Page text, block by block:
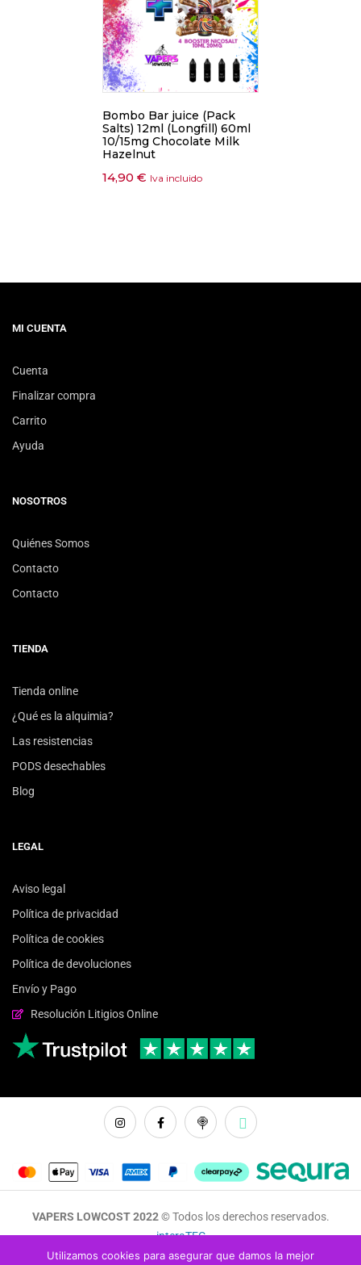
Bombo Bar juice (Pack
Salts) 12ml (Longfill) 60ml
10/15mg Chocolate Milk
Hazelnut
14,90 € Iva incluido
MI CUENTA
Cuenta
Finalizar compra
Carrito
Ayuda
NOSOTROS
Quiénes Somos
Contacto
Contacto
TIENDA
Tienda online
¿Qué es la alquimia?
Las resistencias
PODS desechables
Blog
LEGAL
Aviso legal
Política de privacidad
Política de cookies
Política de devoluciones
Envío y Pago
Resolución Litigios Online
VAPERS LOWCOST 2022 ©Todos los derechos reservados.
interaTEC
Utilizamos cookies para asegurar que damos la mejor